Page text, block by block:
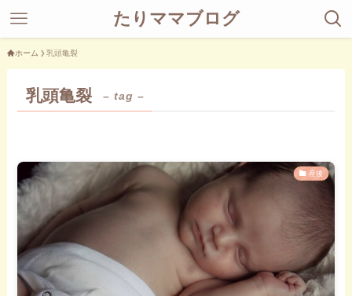
たりママブログ
ホーム 乳頭亀裂
乳頭亀裂 – tag –
産後